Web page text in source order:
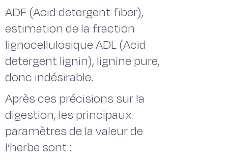
ADF (Acid detergent fiber),
estimation de la fraction
lignocellulosique ADL (Acid
detergent lignin), lignine pure,
donc indésirable.
Après ces précisions sur la
digestion, les principaux
paramètres de la valeur de
l’herbe sont :